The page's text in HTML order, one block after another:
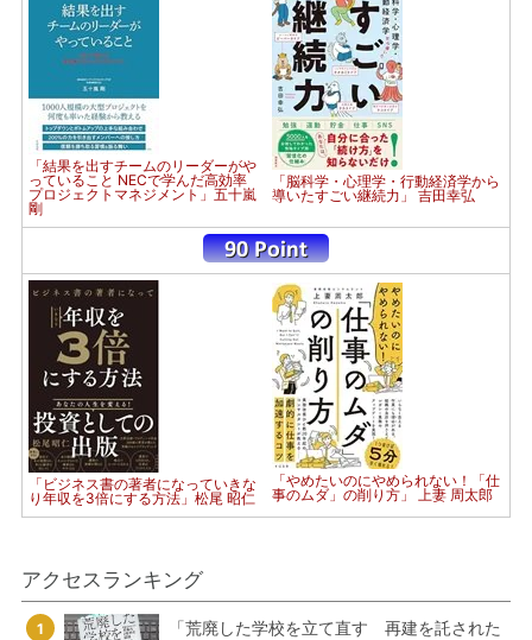
「結果を出すチームのリーダーがや
っていること NECで学んだ高効率
プロジェクトマネジメント」五十嵐
剛
「脳科学・心理学・行動経済学から
導いたすごい継続力」 吉田幸弘
「ビジネス書の著者になっていきな
り年収を3倍にする方法」松尾 昭仁
「やめたいのにやめられない！「仕
事のムダ」の削り方」 上妻 周太郎
アクセスランキング
1
「荒廃した学校を立て直す 再建を託された